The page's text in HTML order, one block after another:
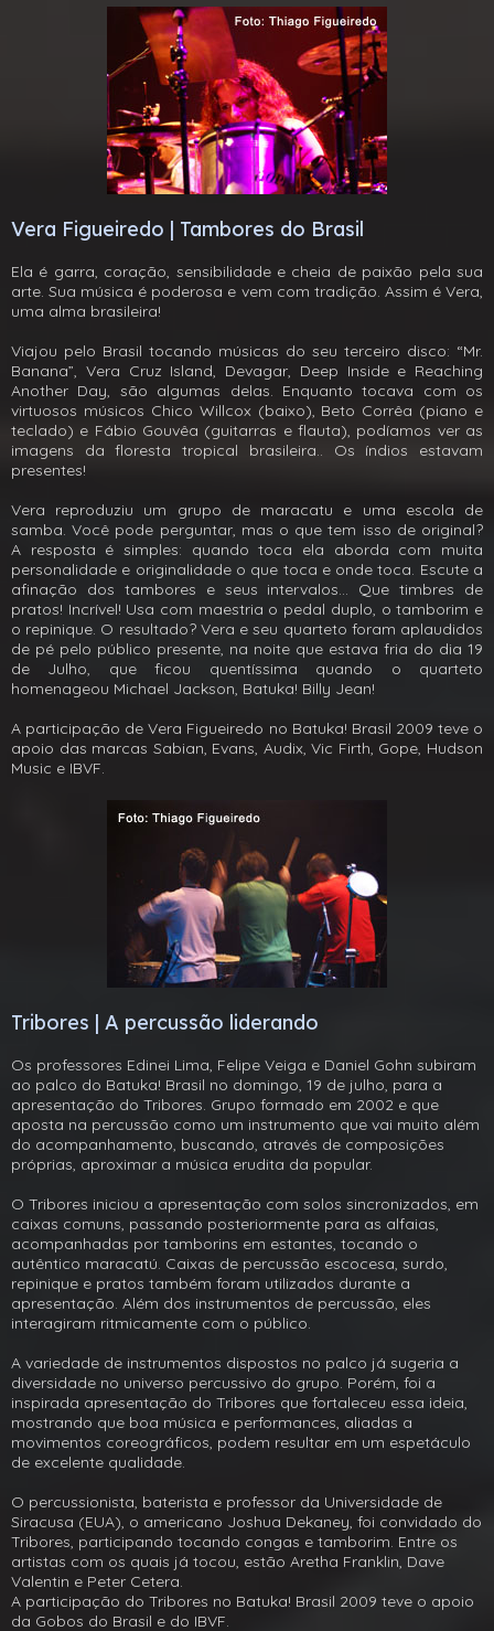
Vera Figueiredo | Tambores do Brasil
Ela é garra, coração, sensibilidade e cheia de paixão pela sua
arte. Sua música é poderosa e vem com tradição. Assim é Vera,
uma alma brasileira!
Viajou pelo Brasil tocando músicas do seu terceiro disco: “Mr.
Banana”, Vera Cruz Island, Devagar, Deep Inside e Reaching
Another Day, são algumas delas. Enquanto tocava com os
virtuosos músicos Chico Willcox (baixo), Beto Corrêa (piano e
teclado) e Fábio Gouvêa (guitarras e flauta), podíamos ver as
imagens da floresta tropical brasileira.. Os índios estavam
presentes!
Vera reproduziu um grupo de maracatu e uma escola de
samba. Você pode perguntar, mas o que tem isso de original?
A resposta é simples: quando toca ela aborda com muita
personalidade e originalidade o que toca e onde toca. Escute a
afinação dos tambores e seus intervalos... Que timbres de
pratos! Incrível! Usa com maestria o pedal duplo, o tamborim e
o repinique. O resultado? Vera e seu quarteto foram aplaudidos
de pé pelo público presente, na noite que estava fria do dia 19
de Julho, que ficou quentíssima quando o quarteto
homenageou Michael Jackson, Batuka! Billy Jean!
A participação de Vera Figueiredo no Batuka! Brasil 2009 teve o
apoio das marcas Sabian, Evans, Audix, Vic Firth, Gope, Hudson
Music e IBVF.
Tribores | A percussão liderando
Os professores Edinei Lima, Felipe Veiga e Daniel Gohn subiram
ao palco do Batuka! Brasil no domingo, 19 de julho, para a
apresentação do Tribores. Grupo formado em 2002 e que
aposta na percussão como um instrumento que vai muito além
do acompanhamento, buscando, através de composições
próprias, aproximar a música erudita da popular.
O Tribores iniciou a apresentação com solos sincronizados, em
caixas comuns, passando posteriormente para as alfaias,
acompanhadas por tamborins em estantes, tocando o
autêntico maracatú. Caixas de percussão escocesa, surdo,
repinique e pratos também foram utilizados durante a
apresentação. Além dos instrumentos de percussão, eles
interagiram ritmicamente com o público.
A variedade de instrumentos dispostos no palco já sugeria a
diversidade no universo percussivo do grupo. Porém, foi a
inspirada apresentação do Tribores que fortaleceu essa ideia,
mostrando que boa música e performances, aliadas a
movimentos coreográficos, podem resultar em um espetáculo
de excelente qualidade.
O percussionista, baterista e professor da Universidade de
Siracusa (EUA), o americano Joshua Dekaney, foi convidado do
Tribores, participando tocando congas e tamborim. Entre os
artistas com os quais já tocou, estão Aretha Franklin, Dave
Valentin e Peter Cetera.
A participação do Tribores no Batuka! Brasil 2009 teve o apoio
da Gobos do Brasil e do IBVF.